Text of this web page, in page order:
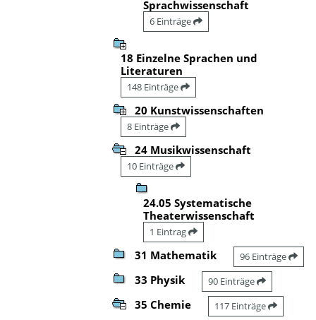
Sprachwissenschaft
6 Einträge
18 Einzelne Sprachen und
Literaturen
148 Einträge
20 Kunstwissenschaften
8 Einträge
24 Musikwissenschaft
10 Einträge
24.05 Systematische
Theaterwissenschaft
1 Eintrag
31 Mathematik 96 Einträge
33 Physik 90 Einträge
35 Chemie 117 Einträge